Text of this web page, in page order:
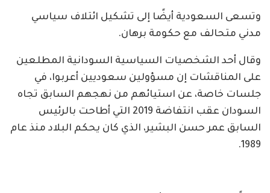
وتسعى السعودية أيضًا إلى تشكيل ائتلاف سياسي
مدني متحالف مع حكومة برهان.
وقال أحد الشخصيات السياسية السودانية المطلعين
على المناقشات إن مسؤولين سعوديين أعربوا، في
جلسات خاصة، عن استيائهم من نهجهم السابق تجاه
السودان عقب انتفاضة 2019 التي أطاحت بالرئيس
السابق عمر حسن البشير، الذي كان يحكم البلاد منذ عام
1989.